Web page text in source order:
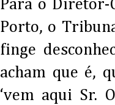
Para o Diretor-
Porto, o
finge
acham que é,
‘vem aqui Sr.